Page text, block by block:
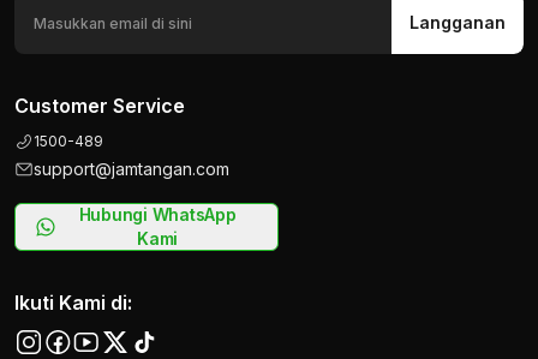
Langganan
Customer Service
1500-489
support@jamtangan.com
Hubungi WhatsApp
Kami
Ikuti Kami di: